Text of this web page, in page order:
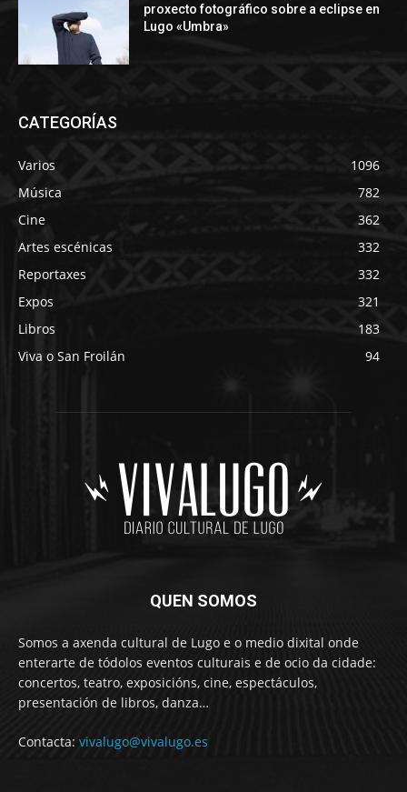
proxecto fotográfico sobre a eclipse en
Lugo «Umbra»
CATEGORÍAS
Varios
1096
Música
782
Cine
362
Artes escénicas
332
Reportaxes
332
Expos
321
Libros
183
Viva o San Froilán
94
QUEN SOMOS
Somos a axenda cultural de Lugo e o medio dixital onde
enterarte de tódolos eventos culturais e de ocio da cidade:
concertos, teatro, exposicións, cine, espectáculos,
presentación de libros, danza…
Contacta: vivalugo@vivalugo.es